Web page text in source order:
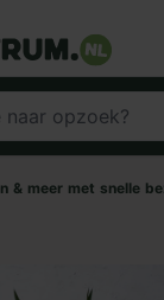
& meer met snelle